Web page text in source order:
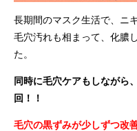
長期間のマスク生活で、ニ
毛穴汚れも相まって、化膿
た。
同時に毛穴ケアもしながら、
回！！
毛穴の黒ずみが少しずつ改